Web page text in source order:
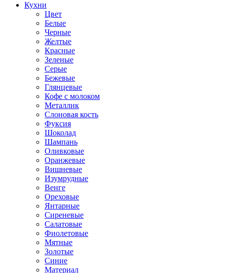
Кухни
Цвет
Белые
Черные
Желтые
Красные
Зеленые
Серые
Бежевые
Глянцевые
Кофе с молоком
Металлик
Слоновая кость
Фуксия
Шоколад
Шампань
Оливковые
Оранжевые
Вишневые
Изумрудные
Венге
Ореховые
Янтарные
Сиреневые
Салатовые
Фиолетовые
Мятные
Золотые
Синие
Материал